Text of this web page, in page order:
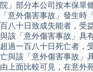
院」部分本公司按本保單
「意外傷害事故」發生時
百八十日致成失能者，受
與該「意外傷害事故」具
超過一百八十日死亡者，
亡與該「意外傷害事故」
由上面比較可見，在意外